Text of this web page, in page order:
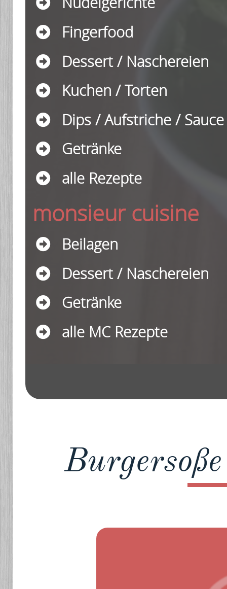
Fingerfood
Dessert / Naschereien
Kuchen / Torten
Dips / Aufstriche / Sauce
Getränke
alle Rezepte
monsieur cuisine
Beilagen
Dessert / Naschereien
Getränke
alle MC Rezepte